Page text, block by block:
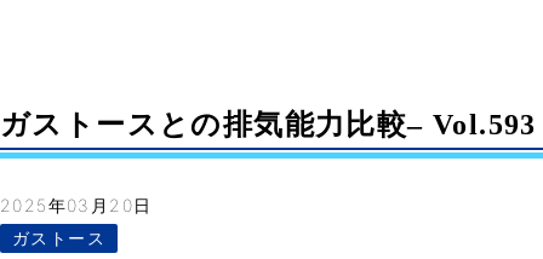
ガストースとの排気能力比較– Vol.593
2025年03月20日
ガストース